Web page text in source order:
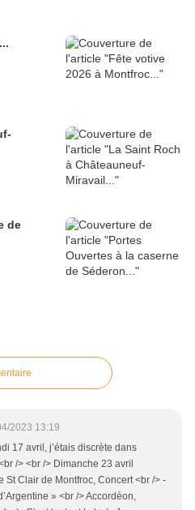
de
2023 13:19
17 avril, j’étais discrète dans
/> <br /> Dimanche 23 avril
St Clair de Montfroc, Concert <br /> -
» <br /> Accordéon,